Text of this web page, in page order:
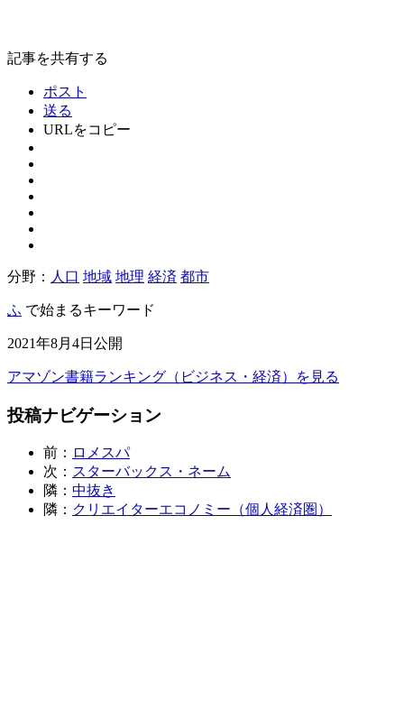
記事を共有する
ポスト
送る
URLをコピー
分野： 人口 地域 地理 経済 都市
ふ で始まるキーワード
2021年8月4日公開
アマゾン書籍ランキング（ビジネス・経済）を見る
投稿ナビゲーション
前： ロメスパ
次： スターバックス・ネーム
隣： 中抜き
隣： クリエイターエコノミー（個人経済圏）